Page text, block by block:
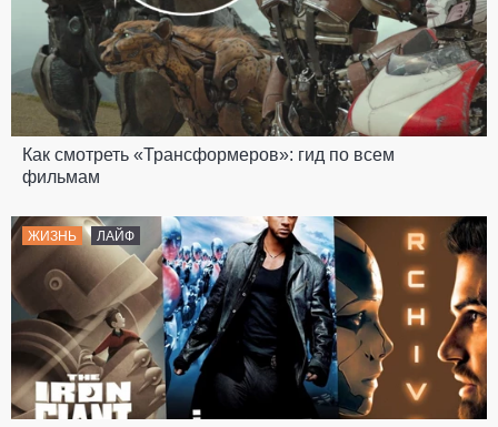
Как смотреть «Трансформеров»: гид по всем
фильмам
ЖИЗНЬ ЛАЙФ